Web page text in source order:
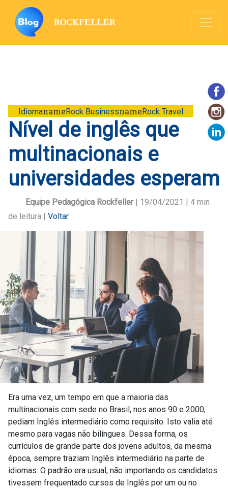
IdiomanameRock BusinessnameRock Travel
Nível de inglês que
multinacionais e
universidades esperam
Equipe Pedagógica Rockfeller| 19/04/2021 | 4 min
de leitura | Voltar
Era uma vez, um tempo em que a maioria das
multinacionais com sede no Brasil, nos anos 90 e 2000,
pediam Inglês intermediário como requisito. Isto valia até
mesmo para vagas não bilíngues. Dessa forma, os
currículos de grande parte dos jovens adultos, da mesma
época, sempre traziam Inglês intermediário na parte de
idiomas. O padrão era usual, não importando os candidatos
tivessem frequentado cursos de Inglês por um ou no